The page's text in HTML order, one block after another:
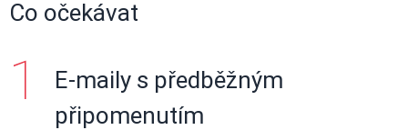
Co očekávat
E-maily s předběžným
připomenutím